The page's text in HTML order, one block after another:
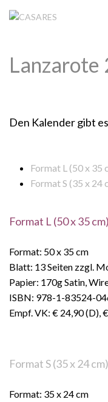
Lanzarote
Den Kalender gibt
Format L (50 x 35
Format S (35 x 24
Format L (50 x 35 cm)
Format: 50 x 35 cm
Blatt: 13 Seiten zzgl.
Papier: 170g Satin,
ISBN: 978-1-83524-
Empf. VK: € 24,90 (D),
Format S (35 x 24 cm)
Format: 35 x 24 cm